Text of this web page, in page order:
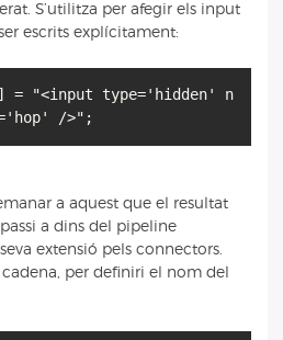
S’utilitza per afegir els input
escrits explícitament:
= "<input type='hidden' n
a aquest que el resultat
a dins del pipeline
extensió pels connectors.
per definiri el nom del